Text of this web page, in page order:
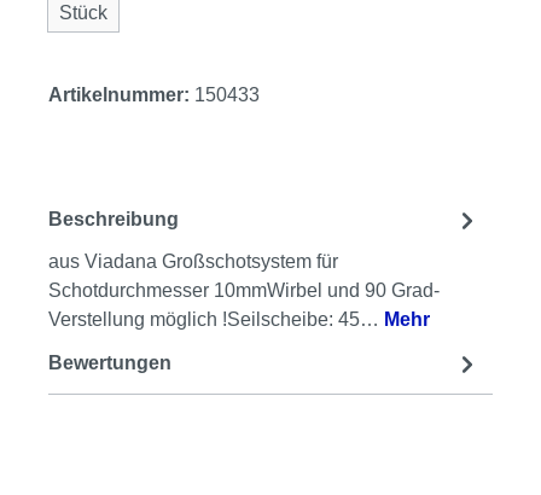
Stück
Artikelnummer: 150433
Beschreibung
aus Viadana Großschotsystem für
Schotdurchmesser 10mmWirbel und 90 Grad-
Verstellung möglich !Seilscheibe: 45… Mehr
Bewertungen